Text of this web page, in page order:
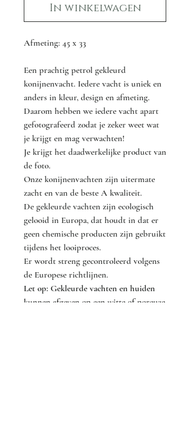
In winkelwagen
Afmeting: 45 x 33
Een prachtig petrol gekleurd
konijnenvacht. Iedere vacht is uniek en
anders in kleur, design en afmeting.
Daarom hebben we iedere vacht apart
gefotografeerd zodat je zeker weet wat
je krijgt en mag verwachten!
Je krijgt het daadwerkelijke product van
de foto.
Onze konijnenvachten zijn uitermate
zacht en van de beste A kwaliteit.
De gekleurde vachten zijn ecologisch
gelooid in Europa, dat houdt in dat er
geen chemische producten zijn gebruikt
tijdens het looiproces.
Er wordt streng gecontroleerd volgens
de Europese richtlijnen.
Let op: Gekleurde vachten en huiden
kunnen afgeven op een witte of poreuze